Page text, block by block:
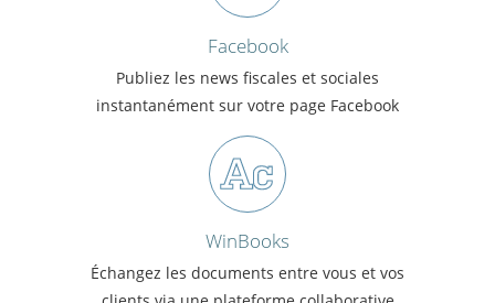
Facebook
Publiez les news fiscales et sociales
instantanément sur votre page Facebook
WinBooks
Échangez les documents entre vous et vos